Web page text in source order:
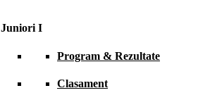
Juniori I
Program & Rezultate
Clasament